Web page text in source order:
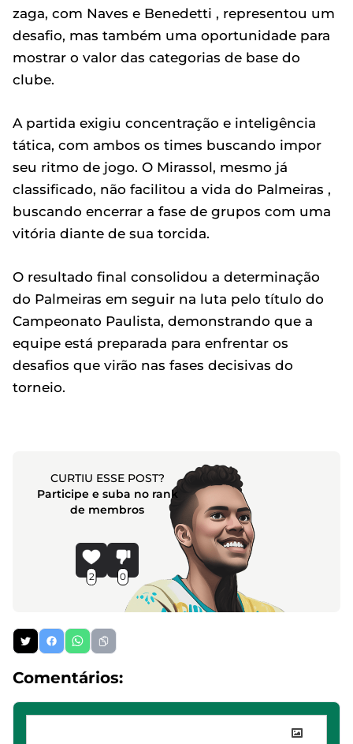
zaga, com Naves e Benedetti , representou um
desafio, mas também uma oportunidade para
mostrar o valor das categorias de base do
clube.
A partida exigiu concentração e inteligência
tática, com ambos os times buscando impor
seu ritmo de jogo. O Mirassol, mesmo já
classificado, não facilitou a vida do Palmeiras ,
buscando encerrar a fase de grupos com uma
vitória diante de sua torcida.
O resultado final consolidou a determinação
do Palmeiras em seguir na luta pelo título do
Campeonato Paulista, demonstrando que a
equipe está preparada para enfrentar os
desafios que virão nas fases decisivas do
torneio.
CURTIU ESSE POST?
Participe e suba no rank
de membros
2 0
Comentários: